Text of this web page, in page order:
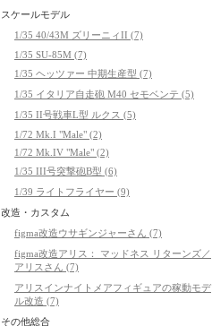
スケールモデル
1/35 40/43M ズリーニィII (7)
1/35 SU-85M (7)
1/35 ヘッツァー 中期生産型 (7)
1/35 イタリア自走砲 M40 セモベンテ (5)
1/35 II号戦車L型 ルクス (5)
1/72 Mk.I "Male" (2)
1/72 Mk.IV "Male" (2)
1/35 III号突撃砲B型 (6)
1/39 ライトフライヤー (9)
改造・カスタム
figma改造ウサギンジャーさん (7)
figma改造アリス： マッドネス リターンズ／
アリスさん (7)
アリスインナイトメアフィギュアの稼動モデ
ル改造 (7)
その他総合